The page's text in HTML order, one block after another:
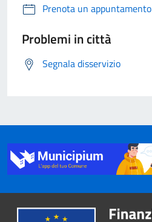
Prenota un appuntamento
Problemi in città
Segnala disservizio